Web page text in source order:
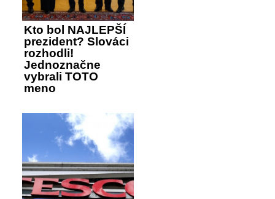
Kto bol NAJLEPŠÍ
prezident? Slováci
rozhodli!
Jednoznačne
vybrali TOTO
meno